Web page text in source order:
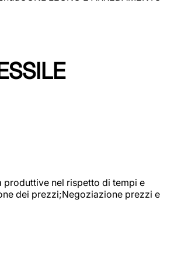
produttive nel rispetto di tempi e
dei prezzi;Negoziazione prezzi e